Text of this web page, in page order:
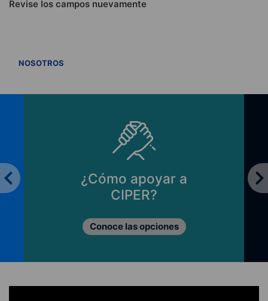
Revise los campos nuevamente
NOSOTROS
¿Cómo apoyar a
CIPER?
Conoce las opciones